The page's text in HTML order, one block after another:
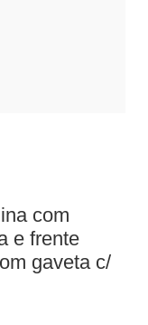
com
e frente
gaveta c/